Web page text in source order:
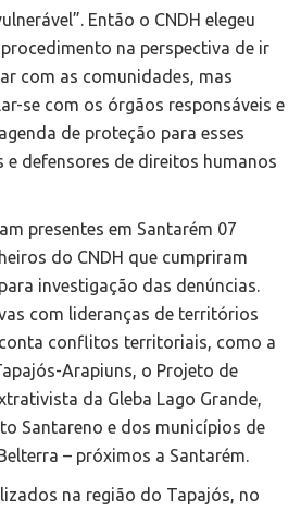
Então o CNDH elegeu
na perspectiva de ir
com as comunidades, mas
se com os órgãos responsáveis e
de proteção para esses
e defensores de direitos humanos
presentes em Santarém 07
do CNDH que cumpriram
investigação das denúncias.
com lideranças de territórios
conflitos territoriais, como a
Arapiuns, o Projeto de
da Gleba Lago Grande,
Santareno e dos municípios de
– próximos a Santarém.
na região do Tapajós, no